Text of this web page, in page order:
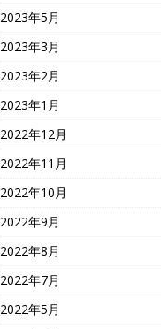
2023年5月
2023年3月
2023年2月
2023年1月
2022年12月
2022年11月
2022年10月
2022年9月
2022年8月
2022年7月
2022年5月